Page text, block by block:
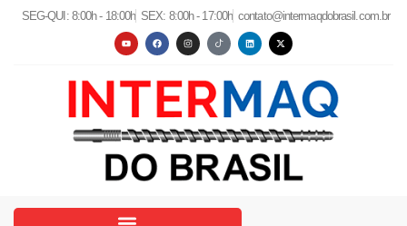
SEG-QUI: 8:00h - 18:00h SEX: 8:00h - 17:00h contato@intermaqdobrasil.com.br